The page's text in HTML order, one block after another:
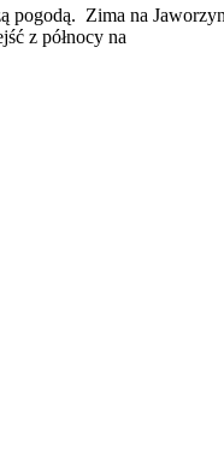
pogodą. Zima na
z północy na